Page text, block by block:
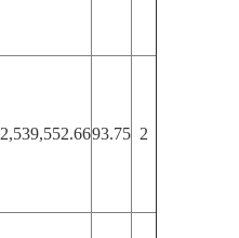
2,539,552.6693.75 2